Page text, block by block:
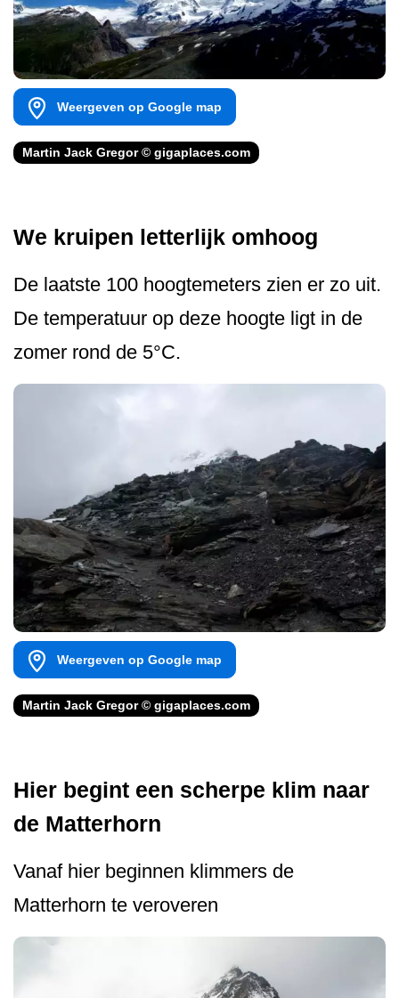
Weergeven op Google map
Martin Jack Gregor © gigaplaces.com
We kruipen letterlijk omhoog
De laatste 100 hoogtemeters zien er zo uit.
De temperatuur op deze hoogte ligt in de
zomer rond de 5°C.
Weergeven op Google map
Martin Jack Gregor © gigaplaces.com
Hier begint een scherpe klim naar
de Matterhorn
Vanaf hier beginnen klimmers de
Matterhorn te veroveren